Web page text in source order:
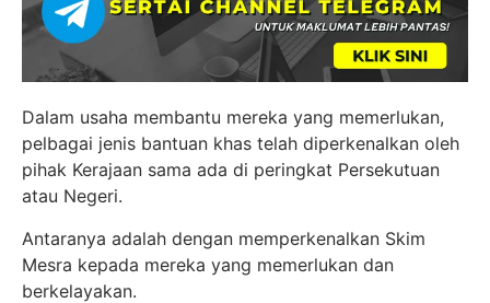
Dalam usaha membantu mereka yang memerlukan,
pelbagai jenis bantuan khas telah diperkenalkan oleh
pihak Kerajaan sama ada di peringkat Persekutuan
atau Negeri.
Antaranya adalah dengan memperkenalkan Skim
Mesra kepada mereka yang memerlukan dan
berkelayakan.